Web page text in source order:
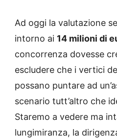
Ad oggi la valutazione
intorno ai 14 milioni di
concorrenza dovesse
escludere che i vertici
possano puntare ad
scenario tutt’altro che
Staremo a vedere ma
lungimiranza, la